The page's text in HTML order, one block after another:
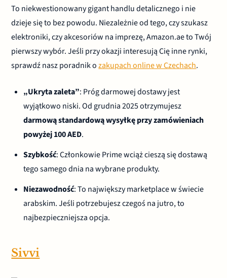
To niekwestionowany gigant handlu detalicznego i nie
dzieje się to bez powodu. Niezależnie od tego, czy szukasz
elektroniki, czy akcesoriów na imprezę, Amazon.ae to Twój
pierwszy wybór. Jeśli przy okazji interesują Cię inne rynki,
sprawdź nasz poradnik ozakupach online w Czechach.
„Ukryta zaleta”: Próg darmowej dostawy jest
wyjątkowo niski. Od grudnia 2025 otrzymujesz
darmową standardową wysyłkę przy zamówieniach
powyżej 100 AED.
Szybkość: Członkowie Prime wciąż cieszą się dostawą
tego samego dnia na wybrane produkty.
Niezawodność: To największy marketplace w świecie
arabskim. Jeśli potrzebujesz czegoś na jutro, to
najbezpieczniejsza opcja.
Sivvi